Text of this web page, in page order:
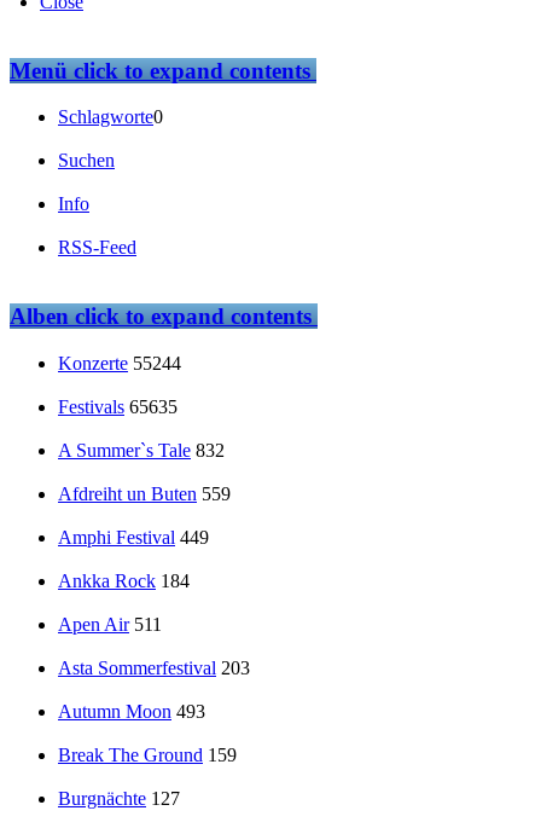
Menüclick to expand contents
Schlagworte0
Suchen
Info
RSS-Feed
Albenclick to expand contents
Konzerte 55244
Festivals 65635
A Summer`s Tale 832
Afdreiht un Buten 559
Amphi Festival 449
Ankka Rock 184
Apen Air 511
Asta Sommerfestival 203
Autumn Moon 493
Break The Ground 159
Burgnächte 127